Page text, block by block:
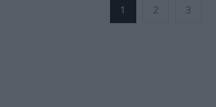
1 2 3